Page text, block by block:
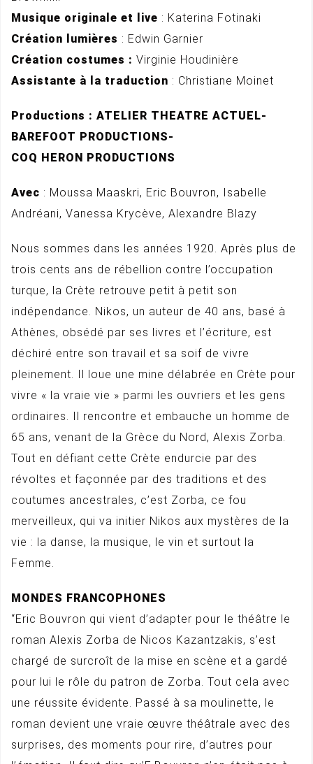
Musique originale et live : Katerina Fotinaki
Création lumières : Edwin Garnier
Création costumes : Virginie Houdinière
Assistante à la traduction : Christiane Moinet
Productions : ATELIER THEATRE ACTUEL-
BAREFOOT PRODUCTIONS-
COQ HERON PRODUCTIONS
Avec : Moussa Maaskri, Eric Bouvron, Isabelle
Andréani, Vanessa Krycève, Alexandre Blazy
Nous sommes dans les années 1920. Après plus de
trois cents ans de rébellion contre l’occupation
turque, la Crète retrouve petit à petit son
indépendance. Nikos, un auteur de 40 ans, basé à
Athènes, obsédé par ses livres et l’écriture, est
déchiré entre son travail et sa soif de vivre
pleinement. Il loue une mine délabrée en Crète pour
vivre « la vraie vie » parmi les ouvriers et les gens
ordinaires. Il rencontre et embauche un homme de
65 ans, venant de la Grèce du Nord, Alexis Zorba.
Tout en défiant cette Crète endurcie par des
révoltes et façonnée par des traditions et des
coutumes ancestrales, c’est Zorba, ce fou
merveilleux, qui va initier Nikos aux mystères de la
vie : la danse, la musique, le vin et surtout la
Femme.
MONDES FRANCOPHONES
“Eric Bouvron qui vient d’adapter pour le théâtre le
roman Alexis Zorba de Nicos Kazantzakis, s’est
chargé de surcroît de la mise en scène et a gardé
pour lui le rôle du patron de Zorba. Tout cela avec
une réussite évidente. Passé à sa moulinette, le
roman devient une vraie œuvre théâtrale avec des
surprises, des moments pour rire, d’autres pour